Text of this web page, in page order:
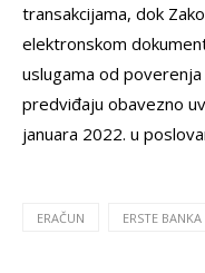
transakcijama, dok
elektronskom
uslugama od
predviđaju obavezno
januara 2022. u
ERAČUN ERSTE BANKA